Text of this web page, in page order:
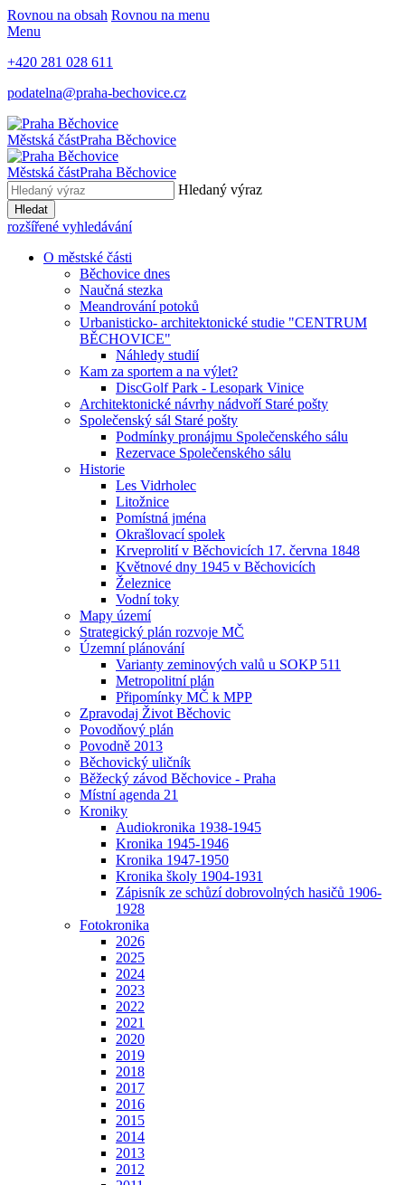
Rovnou na obsah Rovnou na menu
Menu
+420 281 028 611
podatelna@praha-bechovice.cz
Městská částPraha Běchovice
Městská částPraha Běchovice
Hledaný výraz
Hledat
rozšířené vyhledávání
O městské části
Běchovice dnes
Naučná stezka
Meandrování potoků
Urbanisticko- architektonické studie "CENTRUM
BĚCHOVICE"
Náhledy studií
Kam za sportem a na výlet?
DiscGolf Park - Lesopark Vinice
Architektonické návrhy nádvoří Staré pošty
Společenský sál Staré pošty
Podmínky pronájmu Společenského sálu
Rezervace Společenského sálu
Historie
Les Vidrholec
Litožnice
Pomístná jména
Okrašlovací spolek
Krveprolití v Běchovicích 17. června 1848
Květnové dny 1945 v Běchovicích
Železnice
Vodní toky
Mapy území
Strategický plán rozvoje MČ
Územní plánování
Varianty zeminových valů u SOKP 511
Metropolitní plán
Připomínky MČ k MPP
Zpravodaj Život Běchovic
Povodňový plán
Povodně 2013
Běchovický uličník
Běžecký závod Běchovice - Praha
Místní agenda 21
Kroniky
Audiokronika 1938-1945
Kronika 1945-1946
Kronika 1947-1950
Kronika školy 1904-1931
Zápisník ze schůzí dobrovolných hasičů 1906-
1928
Fotokronika
2026
2025
2024
2023
2022
2021
2020
2019
2018
2017
2016
2015
2014
2013
2012